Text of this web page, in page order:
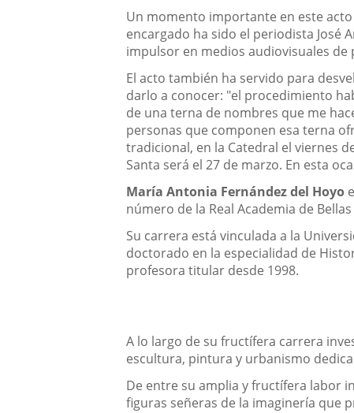
Un momento importante en este
encargado ha sido el periodista José
impulsor en medios audiovisuales de
El acto también ha servido para
darlo a conocer: "el procedimiento
de una terna de nombres que me
personas que componen esa terna
tradicional, en la Catedral el viernes
Santa será el 27 de marzo. En esta
María Antonia Fernández del Hoyo
número de la Real Academia de
Su carrera está vinculada a la
doctorado en la especialidad de
profesora titular desde 1998.
A lo largo de su fructífera carrera
escultura, pintura y urbanismo
De entre su amplia y fructífera labor
figuras señeras de la imaginería que